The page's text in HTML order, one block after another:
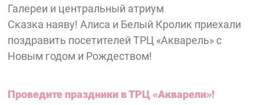
Галереи и центральный атриум
Сказка наяву! Алиса и Белый Кролик приехали
поздравить посетителей ТРЦ «Акварель» с
Новым годом и Рождеством!
Проведите праздники в ТРЦ «Акварели»!